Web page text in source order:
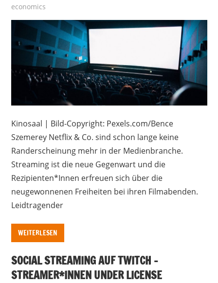
economics
Kinosaal | Bild-Copyright: Pexels.com/Bence
Szemerey Netflix & Co. sind schon lange keine
Randerscheinung mehr in der Medienbranche.
Streaming ist die neue Gegenwart und die
Rezipienten*Innen erfreuen sich über die
neugewonnenen Freiheiten bei ihren Filmabenden.
Leidtragender
WEITERLESEN
SOCIAL STREAMING AUF TWITCH –
STREAMER*INNEN UNDER LICENSE